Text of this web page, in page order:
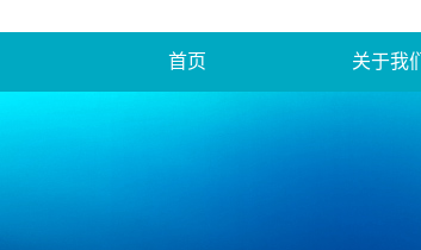
首页 关于我们